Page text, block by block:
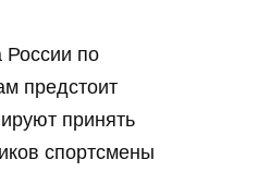
России по
предстоит
принять
спортсмены